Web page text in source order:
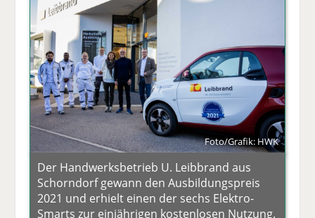
Foto/Grafik: HWK
Der Handwerksbetrieb U. Leibbrand aus
Schorndorf gewann den Ausbildungspreis
2021 und erhielt einen der sechs Elektro-
Smarts zur einjährigen kostenlosen Nutzung.